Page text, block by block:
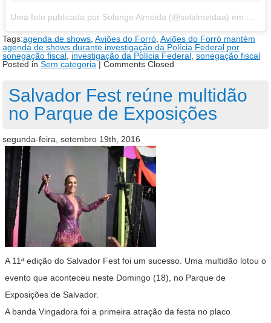
Uma foto publicada por Solange Almeida (@solalmeidaa) em Out
Tags:agenda de shows, Aviões do Forró, Aviões do Forró mantém
agenda de shows durante investigação da Polícia Federal por
sonegação fiscal, investigação da Polícia Federal, sonegação fiscal
Posted in Sem categoria | Comments Closed
Salvador Fest reúne multidão
no Parque de Exposições
segunda-feira, setembro 19th, 2016
A 11ª edição do Salvador Fest foi um sucesso. Uma multidão lotou o
evento que aconteceu neste Domingo (18), no Parque de
Exposições de Salvador.
A banda Vingadora foi a primeira atração da festa no placo